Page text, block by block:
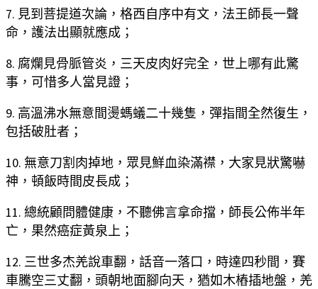
7. 見到菩提道次論，格西自序中有文，法王師長一聲
命，護法出顯就應成；
8. 腐爛見骨脈管炎，三天皮肉好完全，世上哪有此驚
事，可惜多人當見證；
9. 高溫沸水無意間燙螞蟻二十幾隻，彈指間全然復生，
包括破肚者；
10. 無意刀割肉掉地，眾見鮮血染滿襟，大家見狀驚嚇
神，頓飯時間皮長成；
11. 總統顧問體健康，不聽佛言拿命擋，師長公佈半年
亡，果然癌症黃泉上；
12. 三世多杰羌說車翻，話音一落口，時達四秒間，賽
車騰空三丈翻，頭朝地面腳向天，猶如木樁插地盤，羌